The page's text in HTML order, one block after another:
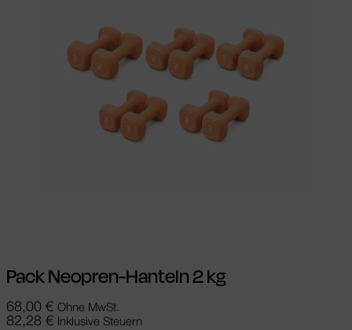
Pack Neopren-Hanteln 2 kg
68,00 € Ohne MwSt.
82,28 € Inklusive Steuern